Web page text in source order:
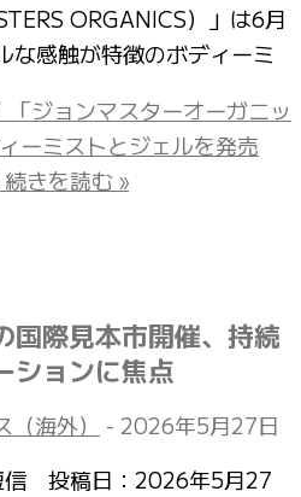
ORGANICS）」は6月
な感触が特徴のボディーミ
「ジョンマスターオーガニッ
ーミストとジェルを発売
続きを読む »
国際見本市開催、持続
ションに焦点
（海外） - 2026年5月27日
信 投稿日：2026年5月27